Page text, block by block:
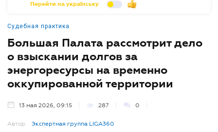
Перейти на українську
Судебная практика
Большая Палата рассмотрит дело
о взыскании долгов за
энергоресурсы на временно
оккупированной территории
13 мая 2026, 09:15 287 0
Автор: Экспертная группа LIGA360